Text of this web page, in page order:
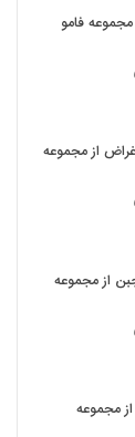
مجموعه فامو
از مجموعه
از مجموعه
از مجموعه